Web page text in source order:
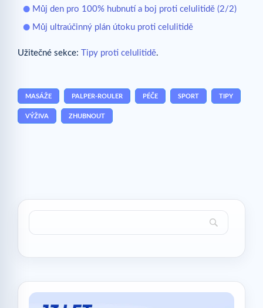
Můj den pro 100% hubnutí a boj proti celulitidě (2/2)
Můj ultraúčinný plán útoku proti celulitidě
Užitečné sekce: Tipy proti celulitidě.
MASÁŽE PALPER-ROULER PÉČE SPORT TIPY
VÝŽIVA ZHUBNOUT